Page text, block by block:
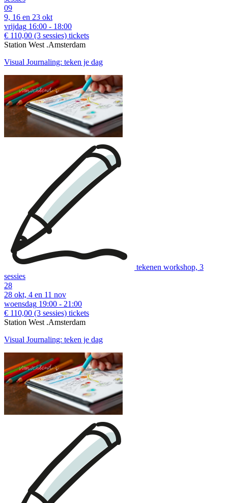
09
9, 16 en 23 okt
vrijdag 16:00 - 18:00
€ 110,00 (3 sessies) tickets
Station West .Amsterdam
Visual Journaling: teken je dag
tekenen workshop, 3
sessies
28
28 okt, 4 en 11 nov
woensdag 19:00 - 21:00
€ 110,00 (3 sessies) tickets
Station West .Amsterdam
Visual Journaling: teken je dag